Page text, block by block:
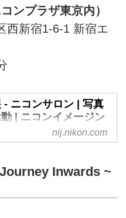
ンプラザ東京内）
西新宿1-6-1 新宿エ
- ニコンサロン | 写真
| ニコンイメージン
的とした展示スペースで
nij.nikon.com
Inwards ~